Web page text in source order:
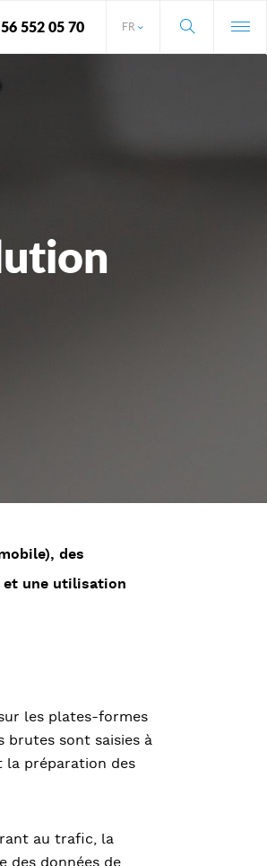
FR
552 05 70
des
et une utilisation
les plates-formes
brutes sont saisies à
la préparation des
au trafic, la
des données de